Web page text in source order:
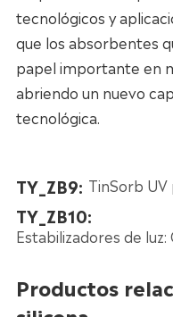
tecnológicos y
que los absorbentes
papel importante en
abriendo un nuevo
tecnológica.
TY_ZB9: TinSorb
TY_ZB10:
Estabilizadores de
Productos